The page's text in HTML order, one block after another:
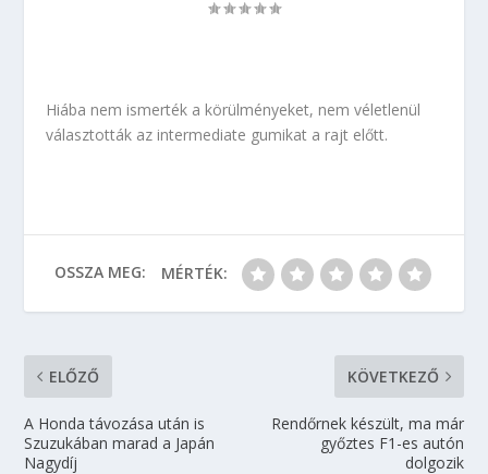
Hiába nem ismerték a körülményeket, nem véletlenül
választották az intermediate gumikat a rajt előtt.
OSSZA MEG: MÉRTÉK:
ELŐZŐ
A Honda távozása után is
Szuzukában marad a Japán
Nagydíj
KÖVETKEZŐ
Rendőrnek készült, ma már
győztes F1-es autón
dolgozik